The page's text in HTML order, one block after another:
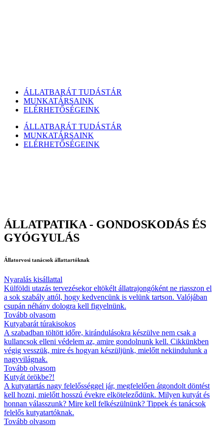
ÁLLATBARÁT TUDÁSTÁR
MUNKATÁRSAINK
ELÉRHETŐSÉGEINK
ÁLLATBARÁT TUDÁSTÁR
MUNKATÁRSAINK
ELÉRHETŐSÉGEINK
ÁLLATPATIKA - GONDOSKODÁS ÉS
GYÓGYULÁS
Állatorvosi tanácsok állattartóknak
Nyaralás kisállattal
Külföldi utazás tervezésekor eltökélt állatrajongóként ne riasszon el
a sok szabály attól, hogy kedvencünk is velünk tartson. Valójában
csupán néhány dologra kell figyelnünk.
Tovább olvasom
Kutyabarát túrakisokos
A szabadban töltött időre, kirándulásokra készülve nem csak a
kullancsok elleni védelem az, amire gondolnunk kell. Cikkünkben
végig vesszük, mire és hogyan készüljünk, mielőtt nekiindulunk a
nagyvilágnak.
Tovább olvasom
Kutyát örökbe?!
A kutyatartás nagy felelősséggel jár, megfelelően átgondolt döntést
kell hozni, mielőtt hosszú évekre elköteleződünk. Milyen kutyát és
honnan válasszunk? Mire kell felkészülnünk? Tippek és tanácsok
felelős kutyatartóknak.
Tovább olvasom